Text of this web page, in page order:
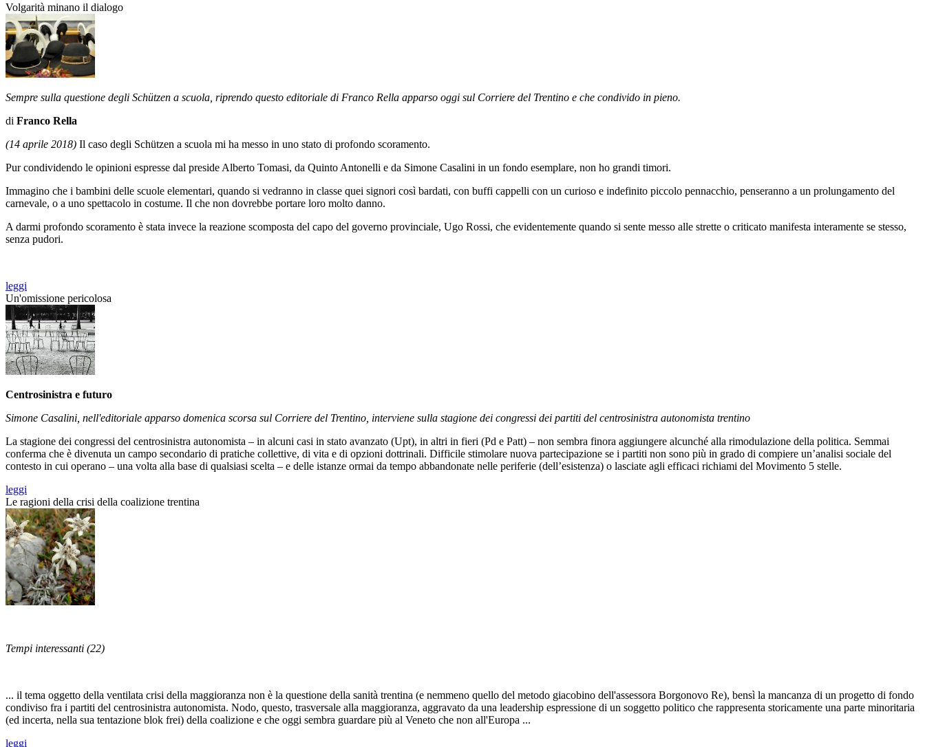
Volgarità minano il dialogo
Sempre sulla questione degli Schützen a scuola, riprendo questo editoriale di Franco Rella apparso oggi sul Corriere del Trentino e che condivido in pieno.
di Franco Rella
(14 aprile 2018) Il caso degli Schützen a scuola mi ha messo in uno stato di profondo scoramento.
Pur condividendo le opinioni espresse dal preside Alberto Tomasi, da Quinto Antonelli e da Simone Casalini in un fondo esemplare, non ho grandi timori.
Immagino che i bambini delle scuole elementari, quando si vedranno in classe quei signori così bardati, con buffi cappelli con un curioso e indefinito piccolo pennacchio, penseranno a un prolungamento del
carnevale, o a uno spettacolo in costume. Il che non dovrebbe portare loro molto danno.
A darmi profondo scoramento è stata invece la reazione scomposta del capo del governo provinciale, Ugo Rossi, che evidentemente quando si sente messo alle strette o criticato manifesta interamente se stesso,
senza pudori.
leggi
Un'omissione pericolosa
Centrosinistra e futuro
Simone Casalini, nell'editoriale apparso domenica scorsa sul Corriere del Trentino, interviene sulla stagione dei congressi dei partiti del centrosinistra autonomista trentino
La stagione dei congressi del centrosinistra autonomista – in alcuni casi in stato avanzato (Upt), in altri in fieri (Pd e Patt) – non sembra finora aggiungere alcunché alla rimodulazione della politica. Semmai
conferma che è divenuta un campo secondario di pratiche collettive, di vita e di opzioni dottrinali. Difficile stimolare nuova partecipazione se i partiti non sono più in grado di compiere un’analisi sociale del
contesto in cui operano – una volta alla base di qualsiasi scelta – e delle istanze ormai da tempo abbandonate nelle periferie (dell’esistenza) o lasciate agli efficaci richiami del Movimento 5 stelle.
leggi
Le ragioni della crisi della coalizione trentina
Tempi interessanti (22)
... il tema oggetto della ventilata crisi della maggioranza non è la questione della sanità trentina (e nemmeno quello del metodo giacobino dell'assessora Borgonovo Re), bensì la mancanza di un progetto di fondo
condiviso fra i partiti del centrosinistra autonomista. Nodo, questo, trasversale alla maggioranza, aggravato da una leadership espressione di un soggetto politico che rappresenta storicamente una parte minoritaria
(ed incerta, nella sua tentazione blok frei) della coalizione e che oggi sembra guardare più al Veneto che non all'Europa ...
leggi